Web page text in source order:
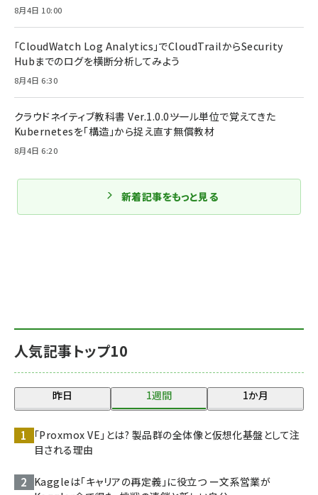
人気記事トップ10
昨日 1週間 1か月
「Proxmox VE」とは? 製品群の全体像と仮想化基盤として注
目される理由
Kaggleは「キャリアの再定義」に役立つ ー文系営業が
8月4日 10:00
「CloudWatch Log Analytics」でCloudTrailからSecurity
Hubまでのログを横断分析してみよう
8月4日 6:30
クラウドネイティブ教科書 Ver.1.0.0――ツール単位で覚えてきた
Kubernetesを「構造」から捉え直す無償教材
8月4日 6:20
新着記事をもっと見る